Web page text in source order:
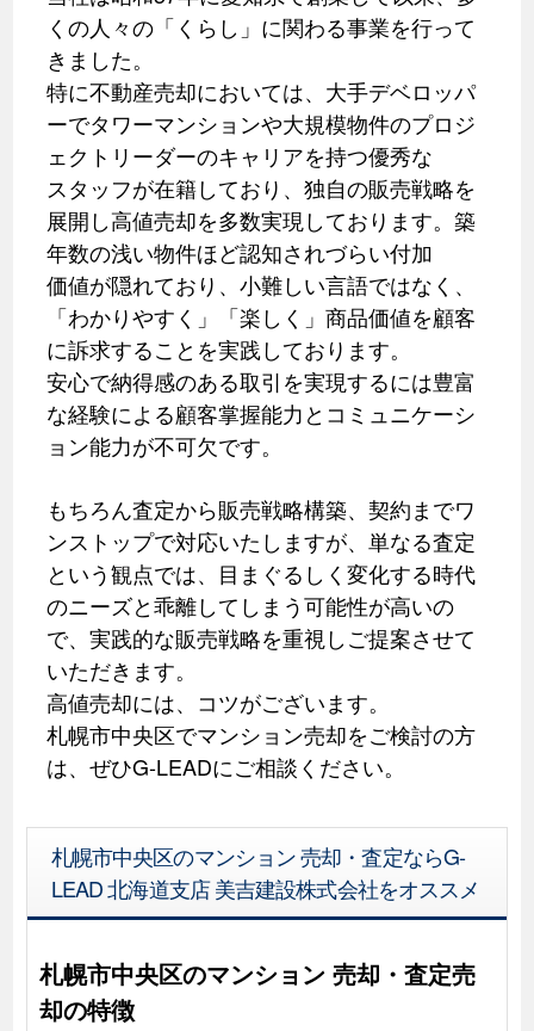
くの人々の「くらし」に関わる事業を行って
きました。
特に不動産売却においては、大手デベロッパ
ーでタワーマンションや大規模物件のプロジ
ェクトリーダーのキャリアを持つ優秀な
スタッフが在籍しており、独自の販売戦略を
展開し高値売却を多数実現しております。築
年数の浅い物件ほど認知されづらい付加
価値が隠れており、小難しい言語ではなく、
「わかりやすく」「楽しく」商品価値を顧客
に訴求することを実践しております。
安心で納得感のある取引を実現するには豊富
な経験による顧客掌握能力とコミュニケーシ
ョン能力が不可欠です。
もちろん査定から販売戦略構築、契約までワ
ンストップで対応いたしますが、単なる査定
という観点では、目まぐるしく変化する時代
のニーズと乖離してしまう可能性が高いの
で、実践的な販売戦略を重視しご提案させて
いただきます。
高値売却には、コツがございます。
札幌市中央区でマンション売却をご検討の方
は、ぜひG-LEADにご相談ください。
札幌市中央区のマンション 売却・査定ならG-
LEAD 北海道支店 美吉建設株式会社をオススメ
札幌市中央区のマンション 売却・査定売
却の特徴